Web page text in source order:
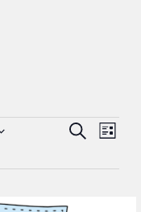
SUCHE
LISTE